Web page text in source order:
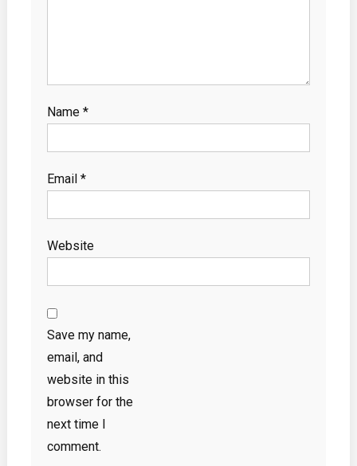
Name *
Email *
Website
Save my name,
email, and
website in this
browser for the
next time I
comment.